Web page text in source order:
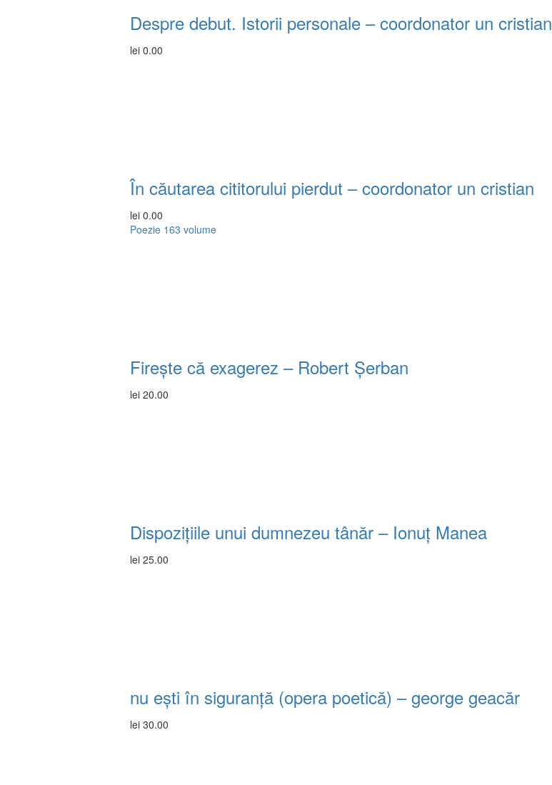
Despre debut. Istorii personale – coordonator un cristian
lei 0.00
În căutarea cititorului pierdut – coordonator un cristian
lei 0.00
Poezie 163 volume
Firește că exagerez – Robert Șerban
lei 20.00
Dispozițiile unui dumnezeu tânăr – Ionuț Manea
lei 25.00
nu ești în siguranță (opera poetică) – george geacăr
lei 30.00